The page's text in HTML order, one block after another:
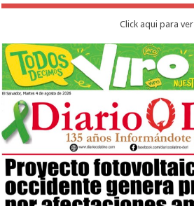
Click aqui para ver